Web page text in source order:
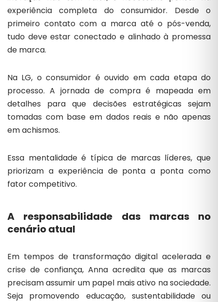
experiência completa do consumidor. Desde o
primeiro contato com a marca até o pós-venda,
tudo deve estar conectado e alinhado à promessa
de marca.
Na LG, o consumidor é ouvido em cada etapa do
processo. A jornada de compra é mapeada em
detalhes para que decisões estratégicas sejam
tomadas com base em dados reais e não apenas
em achismos.
Essa mentalidade é típica de marcas líderes, que
priorizam a experiência de ponta a ponta como
fator competitivo.
A responsabilidade das marcas no
cenário atual
Em tempos de transformação digital acelerada e
crise de confiança, Anna acredita que as marcas
precisam assumir um papel mais ativo na sociedade.
Seja promovendo educação, sustentabilidade ou